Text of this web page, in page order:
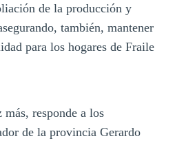
de la producción y
también, mantener
para los hogares de Fraile
más, responde a los
de la provincia Gerardo